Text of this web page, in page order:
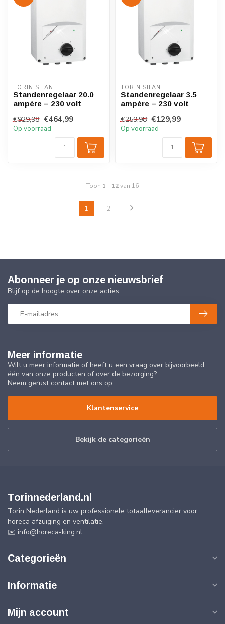
TORIN SIFAN
Standenregelaar 20.0
ampère – 230 volt
€929,98 €464,99
Op voorraad
TORIN SIFAN
Standenregelaar 3.5
ampère – 230 volt
€259,98 €129,99
Op voorraad
Toon 1 - 12van 16
1 2
Meer informatie
Wilt u meer informatie of heeft u een vraag over bijvoorbeeld
één van onze producten of over de bezorging?
Neem gerust contact met ons op.
Klantenservice
Bekijk de categorieën
Abonneer je op onze nieuwsbrief
Blijf op de hoogte over onze acties
Torinnederland.nl
Torin Nederland is uw professionele totaalleverancier voor
horeca afzuiging en ventilatie.
✉️ info@horeca-king.nl
Categorieën
Informatie
Mijn account